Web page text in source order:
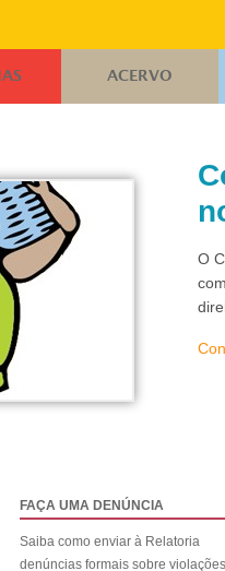
ACERVO
O
FAÇA UMA DENÚNCIA
Saiba como enviar à Relatoria
denúncias formais sobre